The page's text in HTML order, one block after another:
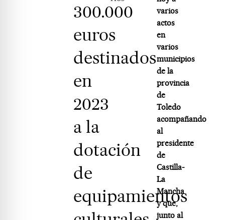
300.000
euros
destinados
en
2023
a la
dotación
de
equipamientos
varios
actos
en
varios
municipios
de la
provincia
de
Toledo
acompañando
al
presidente
de
Castilla-
La
Mancha
y que,
junto al